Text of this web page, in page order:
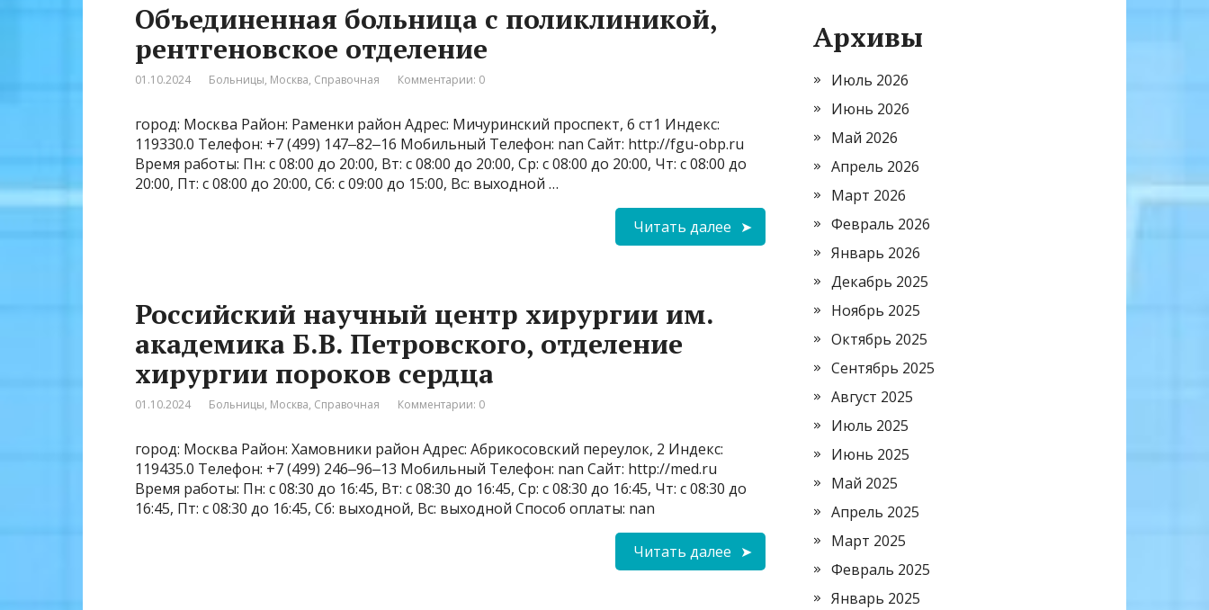
Объединенная больница с поликлиникой,
рентгеновское отделение
01.10.2024 Больницы, Москва, Справочная Комментарии: 0
город: Москва Район: Раменки район Адрес: Мичуринский проспект, 6 ст1 Индекс:
119330.0 Телефон: +7 (499) 147‒82‒16 Мобильный Телефон: nan Сайт: http://fgu-obp.ru
Время работы: Пн: с 08:00 до 20:00, Вт: с 08:00 до 20:00, Ср: с 08:00 до 20:00, Чт: с 08:00 до
20:00, Пт: с 08:00 до 20:00, Сб: с 09:00 до 15:00, Вс: выходной …
Читать далее
Российский научный центр хирургии им.
академика Б.В. Петровского, отделение
хирургии пороков сердца
01.10.2024 Больницы, Москва, Справочная Комментарии: 0
город: Москва Район: Хамовники район Адрес: Абрикосовский переулок, 2 Индекс:
119435.0 Телефон: +7 (499) 246‒96‒13 Мобильный Телефон: nan Сайт: http://med.ru
Время работы: Пн: с 08:30 до 16:45, Вт: с 08:30 до 16:45, Ср: с 08:30 до 16:45, Чт: с 08:30 до
16:45, Пт: с 08:30 до 16:45, Сб: выходной, Вс: выходной Способ оплаты: nan
Читать далее
Архивы
Июль 2026
Июнь 2026
Май 2026
Апрель 2026
Март 2026
Февраль 2026
Январь 2026
Декабрь 2025
Ноябрь 2025
Октябрь 2025
Сентябрь 2025
Август 2025
Июль 2025
Июнь 2025
Май 2025
Апрель 2025
Март 2025
Февраль 2025
Январь 2025